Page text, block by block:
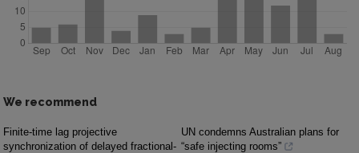
We recommend
Finite-time lag projective
synchronization of delayed fractional-
UN condemns Australian plans for
“safe injecting rooms”